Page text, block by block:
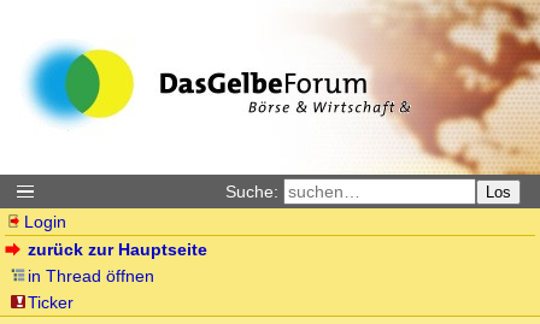
Suche: Los
Login
zurück zur Hauptseite
in Thread öffnen
Ticker